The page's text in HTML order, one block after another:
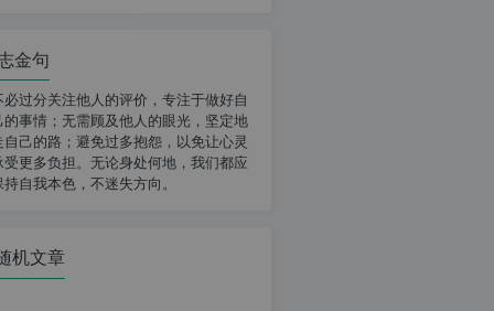
金句
必过分关注他人的评价，专注于做好自
的事情；无需顾及他人的眼光，坚定地
自己的路；避免过多抱怨，以免让心灵
受更多负担。无论身处何地，我们都应
持自我本色，不迷失方向。
机文章